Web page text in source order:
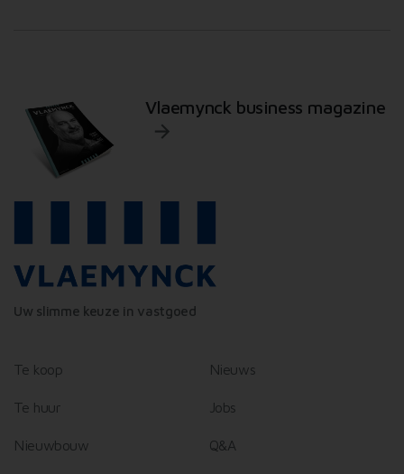
Uw slimme keuze in vastgoed
Te koop
Te huur
Nieuwbouw
Nieuws
Jobs
Q&A
Vlaemynck business magazine